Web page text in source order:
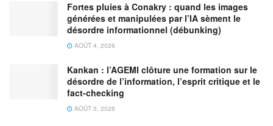
Fortes pluies à Conakry : quand les images
générées et manipulées par l’IA sèment le
désordre informationnel (débunking)
AOÛT 4, 2026
Kankan : l’AGEMI clôture une formation sur le
désordre de l’information, l’esprit critique et le
fact-checking
AOÛT 3, 2026